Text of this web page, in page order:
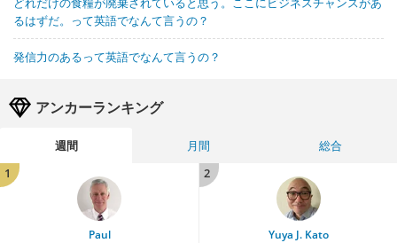
るはずだ。って英語でなんて言うの？
発信力のあるって英語でなんて言うの？
アンカーランキング
週間 月間
総合
1
Paul
2
Yuya J. Kato